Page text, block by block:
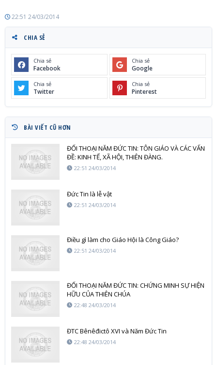
22:51 24/03/2014
CHIA SẺ
Chia sẻ
Facebook
Chia sẻ
Google
Chia sẻ
Twitter
Chia sẻ
Pinterest
BÀI VIẾT CŨ HƠN
ĐỐI THOẠI NĂM ĐỨC TIN: TÔN GIÁO VÀ CÁC VẤN
ĐỀ: KINH TẾ, XÃ HỘI, THIÊN ĐÀNG.
22:51 24/03/2014
Đức Tin là lễ vật
22:51 24/03/2014
Điều gì làm cho Giáo Hội là Công Giáo?
22:51 24/03/2014
ĐỐI THOẠI NĂM ĐỨC TIN: CHỨNG MINH SỰ HIỆN
HỮU CỦA THIÊN CHÚA
22:48 24/03/2014
ĐTC Bênêđictô XVI và Năm Đức Tin
22:48 24/03/2014